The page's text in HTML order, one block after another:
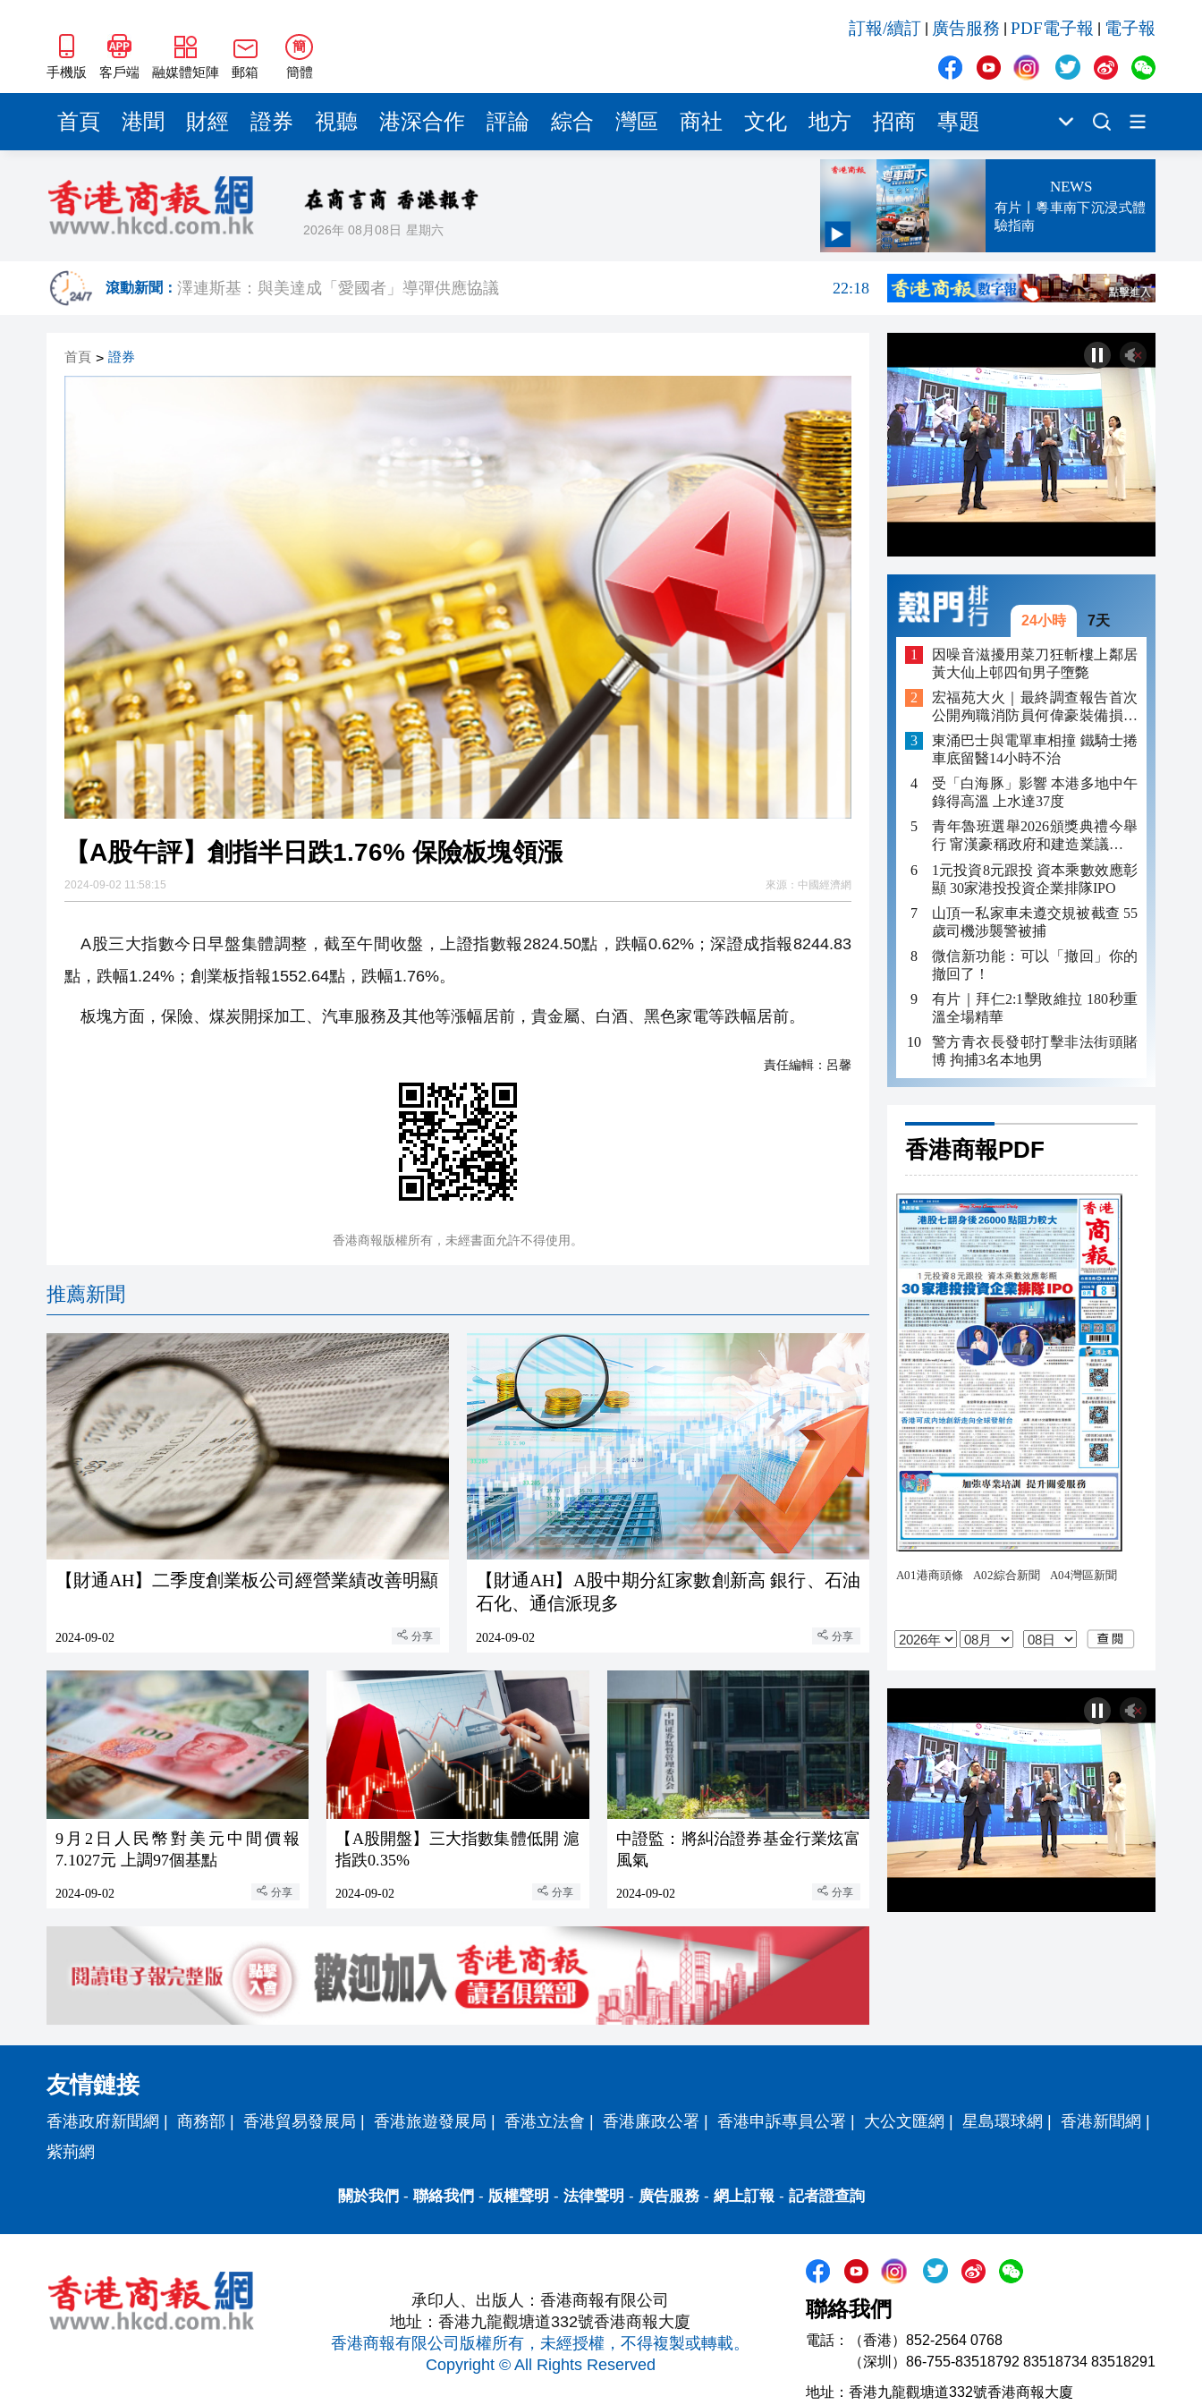
手機版 客戶端 融媒體矩陣 郵箱
簡
簡體
訂報/續訂 廣告服務 PDF電子報 電子報
首頁 港聞 財經 證券 視聽 港深合作 評論 綜合 灣區 商社 文化 地方 招商 專題
2026年 08月08日 星期六
NEWS
有片丨粵車南下沉浸式體
驗指南
滾動新聞：
22:28
澤連斯基：與美達成「愛國者」導彈供應協議
22:18
有片丨【《功夫女足》香港將上映】周星馳：因時間調整 未能製作粵語版 對此深表遺憾
黃大仙企圖謀殺及自殺案 房屋署：死者曾投訴樓上狗隻噪音 6月已批准調遷
21:04
屏山天水圍泳池現嘔吐物 暫時關閉消毒明早重開
20:52
有片丨《功夫女足》將登香港銀幕 周星馳率團隊造勢 劉嘉玲迪麗熱巴等驚喜現身
20:34
首頁 > 證券
【A股午評】創指半日跌1.76% 保險板塊領漲
2024-09-02 11:58:15 來源： 中國經濟網
A股三大指數今日早盤集體調整，截至午間收盤，上證指數報2824.50點，跌幅0.62%；深證成指報8244.83
點，跌幅1.24%；創業板指報1552.64點，跌幅1.76%。
板塊方面，保險、煤炭開採加工、汽車服務及其他等漲幅居前，貴金屬、白酒、黑色家電等跌幅居前。
責任編輯： 呂馨
香港商報版權所有，未經書面允許不得使用。
推薦新聞
【財通AH】二季度創業板公司經營業績改善明顯
2024-09-02 分享
【財通AH】A股中期分紅家數創新高 銀行、石油
石化、通信派現多
2024-09-02 分享
9月2日人民幣對美元中間價報
7.1027元 上調97個基點
2024-09-02 分享
【A股開盤】三大指數集體低開 滬
指跌0.35%
2024-09-02 分享
中證監：將糾治證券基金行業炫富
風氣
2024-09-02 分享
24小時 7天
因噪音滋擾用菜刀狂斬樓上鄰居
黃大仙上邨四旬男子墮斃
宏福苑大火｜最終調查報告首次
公開殉職消防員何偉豪裝備損毀
照片
東涌巴士與電單車相撞 鐵騎士捲
車底留醫14小時不治
受「白海豚」影響 本港多地中午
錄得高溫 上水達37度
青年魯班選舉2026頒獎典禮今舉
行 甯漢豪稱政府和建造業議會做
好培訓工作
1元投資8元跟投 資本乘數效應彰
顯 30家港投投資企業排隊IPO
山頂一私家車未遵交規被截查 55
歲司機涉襲警被捕
微信新功能：可以「撤回」你的
撤回了！
有片｜拜仁2:1擊敗維拉 180秒重
溫全場精華
警方青衣長發邨打擊非法街頭賭
博 拘捕3名本地男
香港商報PDF
友情鏈接
香港政府新聞網 商務部 香港貿易發展局 香港旅遊發展局 香港立法會 香港廉政公署 香港申訴專員公署 大公文匯網 星島環球網 香港新聞網
紫荊網
關於我們 - 聯絡我們 - 版權聲明 - 法律聲明 - 廣告服務- 網上訂報 - 記者證查詢
承印人、出版人：香港商報有限公司
地址：香港九龍觀塘道332號香港商報大廈
香港商報有限公司版權所有，未經授權，不得複製或轉載。
Copyright © All Rights Reserved
聯絡我們
電話：（香港）852-2564 0768
（深圳）86-755-83518792 83518734 83518291
地址：香港九龍觀塘道332號香港商報大廈